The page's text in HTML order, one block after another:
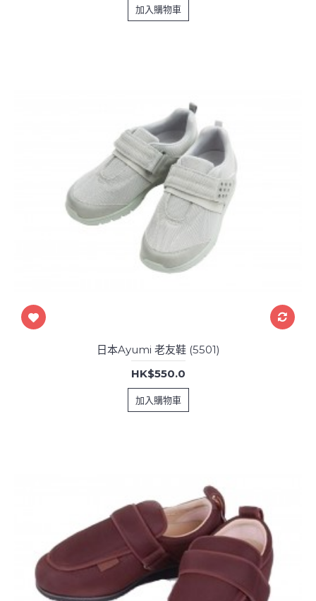
加入購物車
日本Ayumi 老友鞋 (5501)
HK$550.0
加入購物車